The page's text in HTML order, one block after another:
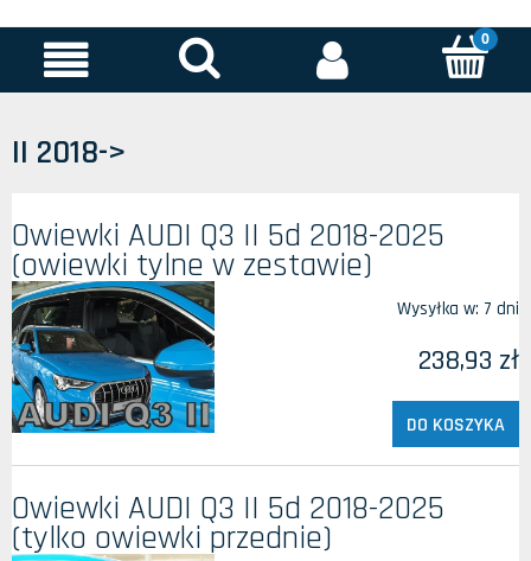
II 2018->
Owiewki AUDI Q3 II 5d 2018-2025
(owiewki tylne w zestawie)
Wysyłka w: 7 dni
238,93 zł
DO KOSZYKA
Owiewki AUDI Q3 II 5d 2018-2025
(tylko owiewki przednie)